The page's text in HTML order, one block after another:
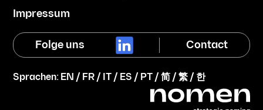
Impressum
Folge uns Contact
Sprachen: EN / FR / IT / ES / PT /简 /繁 / 한